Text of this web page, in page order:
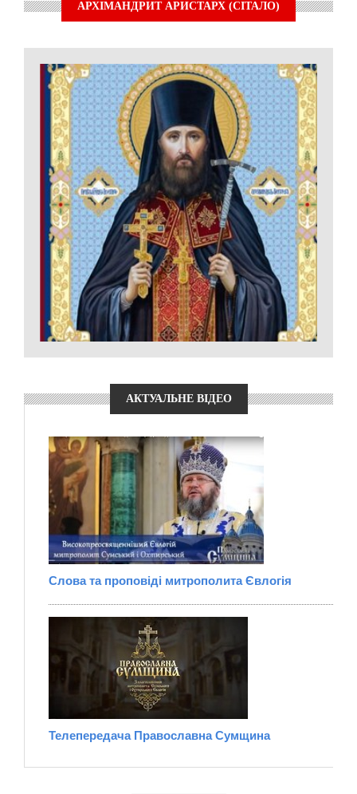
АРХІМАНДРИТ АРИСТАРХ (СІТАЛО)
АКТУАЛЬНЕ ВІДЕО
Слова та проповіді митрополита Євлогія
Телепередача Православна Сумщина